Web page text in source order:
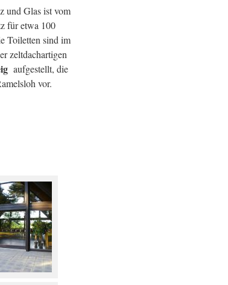
und Glas ist vom
für etwa 100
Toiletten sind im
zeltdachartigen
aufgestellt, die
vor.